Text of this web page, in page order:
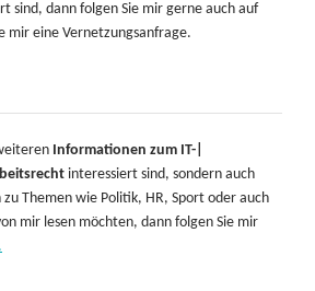
sind, dann folgen Sie mir gerne auch auf
mir eine Vernetzungsanfrage.
Informationen zum IT-|
interessiert sind, sondern auch
Themen wie Politik, HR, Sport oder auch
mir lesen möchten, dann folgen Sie mir